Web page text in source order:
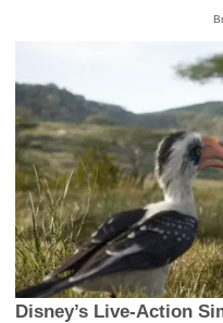
Disney’s Live-Action